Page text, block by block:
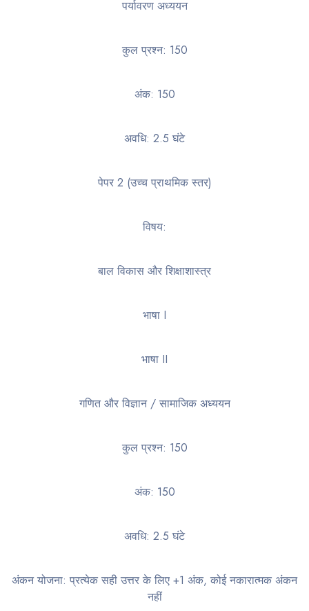
पर्यावरण अध्ययन
कुल प्रश्न: 150
अंक: 150
अवधि: 2.5 घंटे
पेपर 2 (उच्च प्राथमिक स्तर)
विषय:
बाल विकास और शिक्षाशास्त्र
भाषा I
भाषा II
गणित और विज्ञान / सामाजिक अध्ययन
कुल प्रश्न: 150
अंक: 150
अवधि: 2.5 घंटे
अंकन योजना: प्रत्येक सही उत्तर के लिए +1 अंक, कोई नकारात्मक अंकन
नहीं